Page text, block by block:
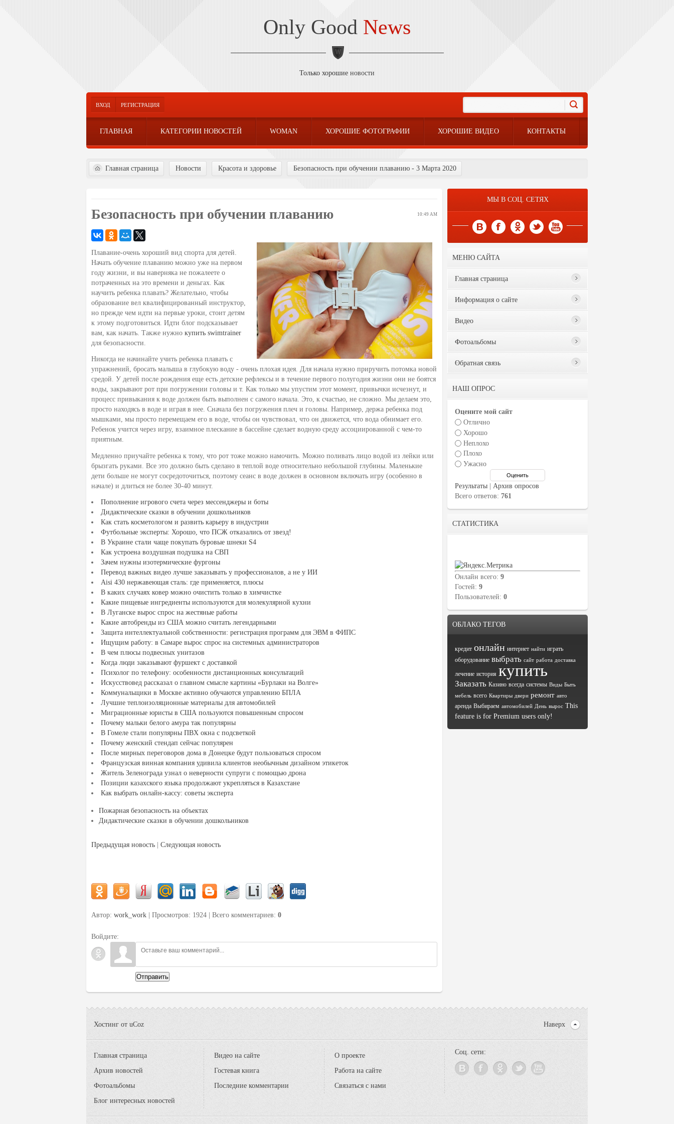
Only Good News
Только хорошие новости
ВХОД РЕГИСТРАЦИЯ
ГЛАВНАЯ КАТЕГОРИИ НОВОСТЕЙ WOMAN ХОРОШИЕ ФОТОГРАФИИ ХОРОШИЕ ВИДЕО КОНТАКТЫ
Главная страница Новости Красота и здоровье Безопасность при обучении плаванию - 3 Марта 2020
10:49 AM
Безопасность при обучении плаванию
Плавание-очень хороший вид спорта для детей.
Начать обучение плаванию можно уже на первом
году жизни, и вы наверняка не пожалеете о
потраченных на это времени и деньгах. Как
научить ребенка плавать? Желательно, чтобы
образование вел квалифицированный инструктор,
но прежде чем идти на первые уроки, стоит детям
к этому подготовиться. Идти блог подсказывает
вам, как начать. Также нужно купить swimtrainer
для безопасности.
Никогда не начинайте учить ребенка плавать с
упражнений, бросать малыша в глубокую воду - очень плохая идея. Для начала нужно приручить потомка новой
средой. У детей после рождения еще есть детские рефлексы и в течение первого полугодия жизни они не боятся
воды, закрывают рот при погружении головы и т. Как только мы упустим этот момент, привычки исчезнут, и
процесс привыкания к воде должен быть выполнен с самого начала. Это, к счастью, не сложно. Мы делаем это,
просто находясь в воде и играя в нее. Сначала без погружения плеч и головы. Например, держа ребенка под
мышками, мы просто перемещаем его в воде, чтобы он чувствовал, что он движется, что вода обнимает его.
Ребенок учится через игру, взаимное плескание в бассейне сделает водную среду ассоциированной с чем-то
приятным.
Медленно приучайте ребенка к тому, что рот тоже можно намочить. Можно поливать лицо водой из лейки или
брызгать руками. Все это должно быть сделано в теплой воде относительно небольшой глубины. Маленькие
дети больше не могут сосредоточиться, поэтому сеанс в воде должен в основном включать игру (особенно в
начале) и длиться не более 30-40 минут.
Пополнение игрового счета через мессенджеры и боты
Дидактические сказки в обучении дошкольников
Как стать косметологом и развить карьеру в индустрии
Футбольные эксперты: Хорошо, что ПСЖ отказались от звезд!
В Украине стали чаще покупать буровые шнеки S4
Как устроена воздушная подушка на СВП
Зачем нужны изотермические фургоны
Перевод важных видео лучше заказывать у профессионалов, а не у ИИ
Aisi 430 нержавеющая сталь: где применяется, плюсы
В каких случаях ковер можно очистить только в химчистке
Какие пищевые ингредиенты используются для молекулярной кухни
В Луганске вырос спрос на жестяные работы
Какие автобренды из США можно считать легендарными
Защита интеллектуальной собственности: регистрация программ для ЭВМ в ФИПС
Ищущим работу: в Самаре вырос спрос на системных администраторов
В чем плюсы подвесных унитазов
Когда люди заказывают фуршект с доставкой
Психолог по телефону: особенности дистанционных консультаций
Искусствовед рассказал о главном смысле картины «Бурлаки на Волге»
Коммунальщики в Москве активно обучаются управлению БПЛА
Лучшие теплоизоляционные материалы для автомобилей
Миграционные юристы в США пользуются повышенным спросом
Почему мальки белого амура так популярны
В Гомеле стали популярны ПВХ окна с подсветкой
Почему женский стендап сейчас популярен
После мирных переговоров дома в Донецке будут пользоваться спросом
Французская винная компания удивила клиентов необычным дизайном этикеток
Житель Зеленограда узнал о неверности супруги с помощью дрона
Позиции казахского языка продолжают укрепляться в Казахстане
Как выбрать онлайн-кассу: советы эксперта
Пожарная безопасность на объектах
Дидактические сказки в обучении дошкольников
Предыдущая новость Следующая новость
Автор: work_work | Просмотров: 1924 | Всего комментариев: 0
Войдите:
Отправить
МЫ В СОЦ. СЕТЯХ
МЕНЮ САЙТА
Главная страница
Информация о сайте
Видео
Фотоальбомы
Обратная связь
НАШ ОПРОС
Оцените мой сайт
Отлично
Хорошо
Неплохо
Плохо
Ужасно
Результаты
Архив опросов
Всего ответов: 761
СТАТИСТИКА
Онлайн всего: 9
Гостей: 9
Пользователей: 0
ОБЛАКО ТЕГОВ
кредит онлайн интернет найти играть
оборудование выбрать сайт работа доставка
лечение история купить
Заказать Казино всегда системы Виды Быть
мебель всего Квартиры двери ремонт авто
аренда Выбираем автомобилей День вырос This
feature is for Premium users only!
Хостинг от uCoz Наверх
Главная страница
Архив новостей
Фотоальбомы
Блог интересных новостей
Видео на сайте
Гостевая книга
Последние комментарии
О проекте
Работа на сайте
Связаться с нами
Соц. сети: